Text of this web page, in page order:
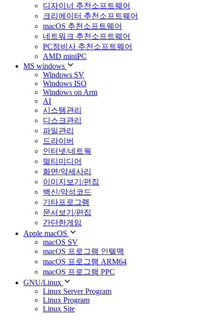
디자이너 추천소프트웨어
크리에이터 추천소프트웨어
macOS 추천소프트웨어
네트워크 추천소프트웨어
PC정비사 추천소프트웨어
AMD miniPC
MS windows
Windows SV
Windows ISO
Windows on Arm
AI
시스템관리
디스크관리
파일관리
드라이버
인터넷/네트웍
멀티미디어
화면/악세사리
이미지보기/편집
백신/악성코드
기타프로그램
문서보기/편집
간단한게임
Apple macOS
macOS SV
macOS 프로그램 인텔맥
macOS 프로그램 ARM64
macOS 프로그램 PPC
GNU/Linux
Linux Server Program
Linux Program
Linux Site